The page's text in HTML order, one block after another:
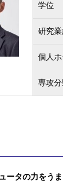
学位
研究
個人
専攻分
ータの力をう